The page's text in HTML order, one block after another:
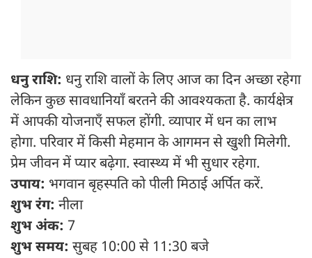
धनु राशि: धनु राशि वालों के लिए आज का दिन अच्छा रहेगा
लेकिन कुछ सावधानियाँ बरतने की आवश्यकता है. कार्यक्षेत्र
में आपकी योजनाएँ सफल होंगी. व्यापार में धन का लाभ
होगा. परिवार में किसी मेहमान के आगमन से खुशी मिलेगी.
प्रेम जीवन में प्यार बढ़ेगा. स्वास्थ्य में भी सुधार रहेगा.
उपाय: भगवान बृहस्पति को पीली मिठाई अर्पित करें.
शुभ रंग: नीला
शुभ अंक: 7
शुभ समय: सुबह 10:00 से 11:30 बजे